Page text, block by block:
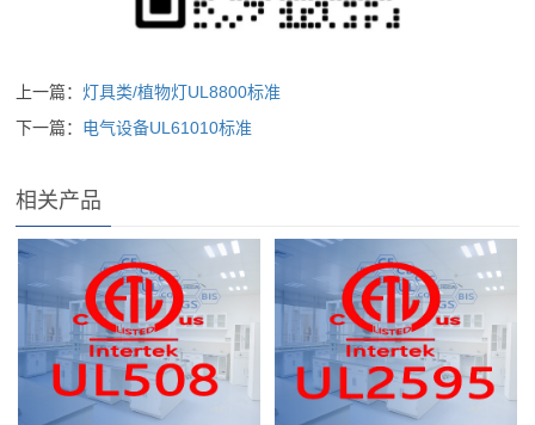
上一篇：灯具类/植物灯UL8800标准
下一篇： 电气设备UL61010标准
相关产品